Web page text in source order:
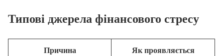
Типові джерела фінансового стресу
Причина Як проявляється